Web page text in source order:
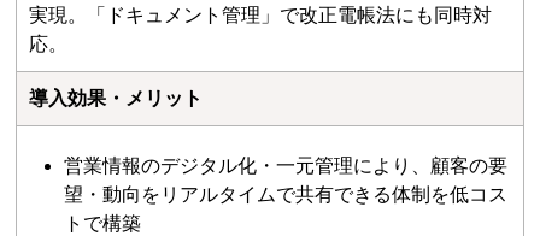
実現。「ドキュメント管理」で改正電帳法にも同時対
応。
導入効果・メリット
営業情報のデジタル化・一元管理により、顧客の要
望・動向をリアルタイムで共有できる体制を低コス
トで構築